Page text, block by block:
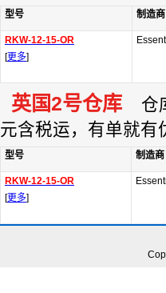
型号 制造商
RKW-12-15-OR
[更多]
英国2号仓库 仓
元含税运，有单就有
型号 制造商
RKW-12-15-OR
[更多]